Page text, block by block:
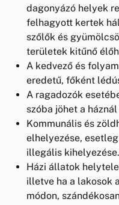
dagonyázó helyek
felhagyott kertek
szőlők és
területek kitűnő
A kedvező és
eredetű, főként
A ragadozók
szóba jöhet a
Kommunális és
elhelyezése,
illegális kihelyezése.
Házi állatok
illetve ha a lakosok
módon,